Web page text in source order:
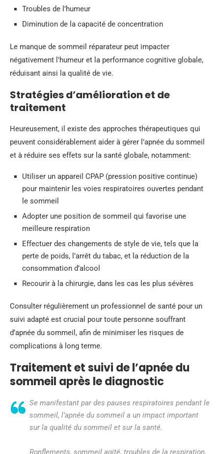
Troubles de l’humeur
Diminution de la capacité de concentration
Le manque de sommeil réparateur peut impacter
négativement l’humeur et la performance cognitive globale,
réduisant ainsi la qualité de vie.
Stratégies d’amélioration et de
traitement
Heureusement, il existe des approches thérapeutiques qui
peuvent considérablement aider à gérer l’apnée du sommeil
et à réduire ses effets sur la santé globale, notamment:
Utiliser un appareil CPAP (pression positive continue)
pour maintenir les voies respiratoires ouvertes pendant
le sommeil
Adopter une position de sommeil qui favorise une
meilleure respiration
Effectuer des changements de style de vie, tels que la
perte de poids, l’arrêt du tabac, et la réduction de la
consommation d’alcool
Recourir à la chirurgie, dans les cas les plus sévères
Consulter régulièrement un professionnel de santé pour un
suivi adapté est crucial pour toute personne souffrant
d’apnée du sommeil, afin de minimiser les risques de
complications à long terme.
Traitement et suivi de l’apnée du
sommeil après le diagnostic
Se manifestant par des pauses respiratoires pendant le
sommeil, l’apnée du sommeil a un impact important
sur la qualité du sommeil et sur la santé.
Ronflements, sommeil agité, troubles de la respiration,